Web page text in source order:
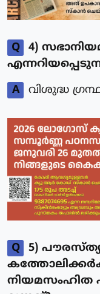
Q
4)
A
വിശുദ്ധ
Q
5) പൗരസ്ത്യ
നിയമസംഹിത